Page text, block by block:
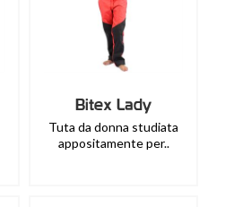
Bitex Lady
Tuta da donna studiata
appositamente per..